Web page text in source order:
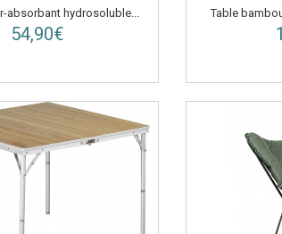
absorbant hydrosoluble...
54,90€
Table